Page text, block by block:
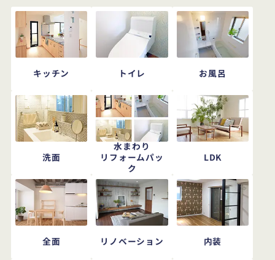
キッチン トイレ お風呂
洗面
水まわり
リフォームパッ
ク
LDK
全面 リノベーション 内装